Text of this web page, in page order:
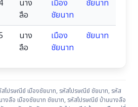
นาง
ลือ
เมือง
ชัยนาท
ชัยนาท
นาง
ลือ
เมือง
ชัยนาท
ชัยนาท
สไปรษณีย์ เมืองชัยนาท, รหัสไปรษณีย์ ชัยนาท, รหัส
งลือ เมืองชัยนาท ชัยนาท, รหัสไปรษณีย์ บ้านนางลือ